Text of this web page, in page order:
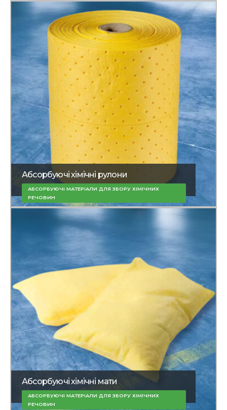
Абсорбуючі хімічні рулони
АБСОРБУЮЧІ МАТЕРІАЛИ ДЛЯ ЗБОРУ ХІМІЧНИХ
РЕЧОВИН
Абсорбуючі хімічні мати
АБСОРБУЮЧІ МАТЕРІАЛИ ДЛЯ ЗБОРУ ХІМІЧНИХ
РЕЧОВИН